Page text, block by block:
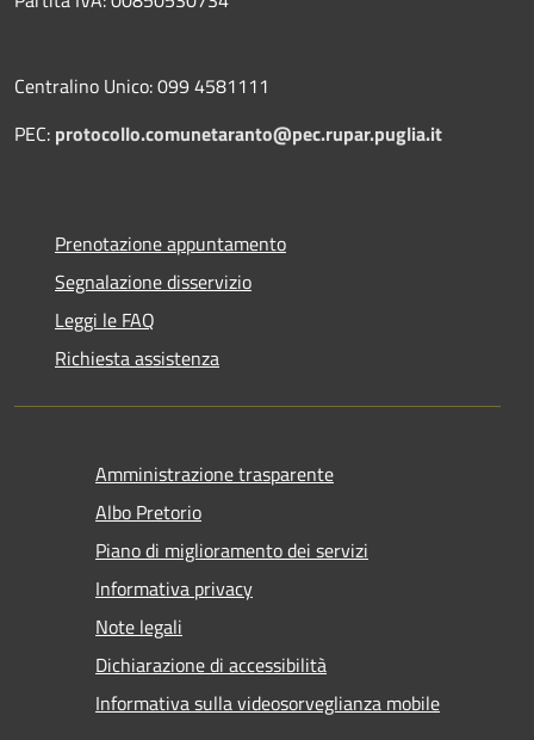
Centralino Unico: 099 4581111
PEC: protocollo.comunetaranto@pec.rupar.puglia.it
Prenotazione appuntamento
Segnalazione disservizio
Leggi le FAQ
Richiesta assistenza
Amministrazione trasparente
Albo Pretorio
Piano di miglioramento dei servizi
Informativa privacy
Note legali
Dichiarazione di accessibilità
Informativa sulla videosorveglianza mobile